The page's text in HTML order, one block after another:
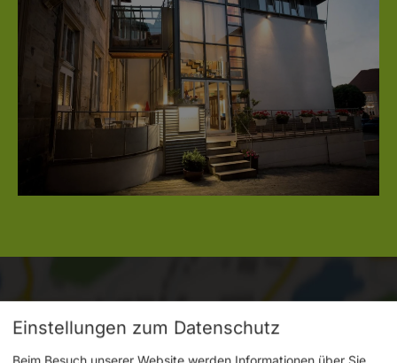
Einstellungen zum Datenschutz
Beim Besuch unserer Website werden Informationen über Sie